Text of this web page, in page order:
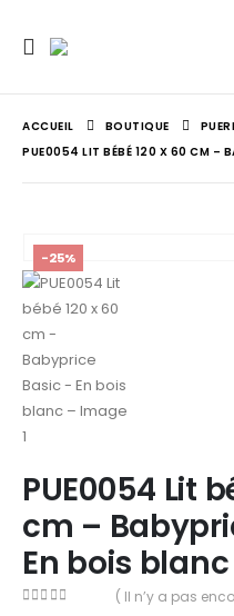
ACCUEIL BOUTIQUE
PUE0054 LIT BÉBÉ 120 X 60 CM –
-25%
PUE0054 Lit
cm –
En bois blanc
( Il n’y a pas